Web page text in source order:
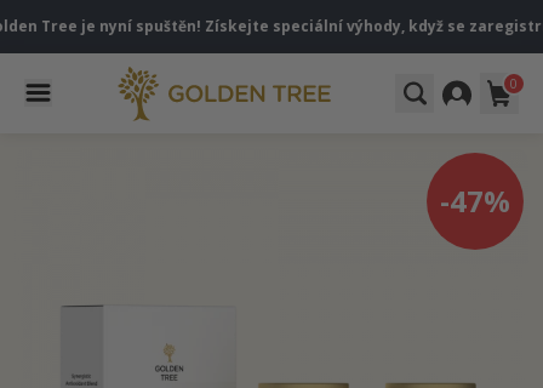
je nyní spuštěn! Získejte speciální výhody, když se zaregistrujete
0
-47%